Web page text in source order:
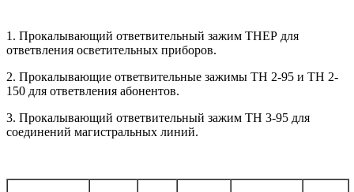
1. Прокалывающий ответвительный зажим ТНЕР для
ответвления осветительных приборов.
2. Прокалывающие ответвительные зажимы ТН 2-95 и ТН 2-
150 для ответвления абонентов.
3. Прокалывающий ответвительный зажим ТН 3-95 для
соединений магистральных линий.